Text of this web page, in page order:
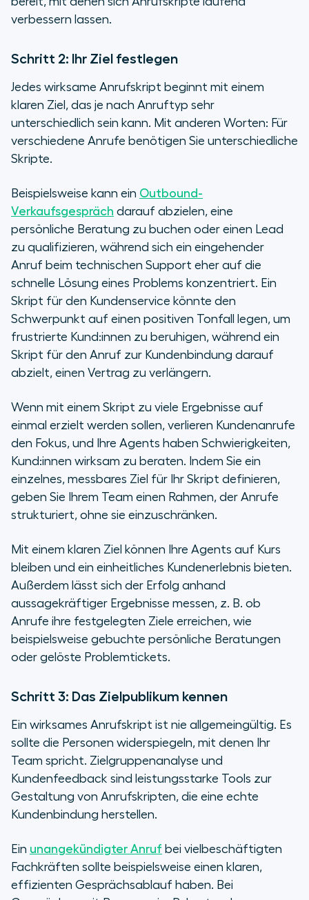
verbessern lassen.
Schritt 2: Ihr Ziel festlegen
Jedes wirksame Anrufskript beginnt mit einem
klaren Ziel, das je nach Anruftyp sehr
unterschiedlich sein kann. Mit anderen Worten: Für
verschiedene Anrufe benötigen Sie unterschiedliche
Skripte.
Beispielsweise kann ein Outbound-
Verkaufsgespräch darauf abzielen, eine
persönliche Beratung zu buchen oder einen Lead
zu qualifizieren, während sich ein eingehender
Anruf beim technischen Support eher auf die
schnelle Lösung eines Problems konzentriert. Ein
Skript für den Kundenservice könnte den
Schwerpunkt auf einen positiven Tonfall legen, um
frustrierte Kund:innen zu beruhigen, während ein
Skript für den Anruf zur Kundenbindung darauf
abzielt, einen Vertrag zu verlängern.
Wenn mit einem Skript zu viele Ergebnisse auf
einmal erzielt werden sollen, verlieren Kundenanrufe
den Fokus, und Ihre Agents haben Schwierigkeiten,
Kund:innen wirksam zu beraten. Indem Sie ein
einzelnes, messbares Ziel für Ihr Skript definieren,
geben Sie Ihrem Team einen Rahmen, der Anrufe
strukturiert, ohne sie einzuschränken.
Mit einem klaren Ziel können Ihre Agents auf Kurs
bleiben und ein einheitliches Kundenerlebnis bieten.
Außerdem lässt sich der Erfolg anhand
aussagekräftiger Ergebnisse messen, z. B. ob
Anrufe ihre festgelegten Ziele erreichen, wie
beispielsweise gebuchte persönliche Beratungen
oder gelöste Problemtickets.
Schritt 3: Das Zielpublikum kennen
Ein wirksames Anrufskript ist nie allgemeingültig. Es
sollte die Personen widerspiegeln, mit denen Ihr
Team spricht. Zielgruppenanalyse und
Kundenfeedback sind leistungsstarke Tools zur
Gestaltung von Anrufskripten, die eine echte
Kundenbindung herstellen.
Ein unangekündigter Anruf bei vielbeschäftigten
Fachkräften sollte beispielsweise einen klaren,
effizienten Gesprächsablauf haben. Bei